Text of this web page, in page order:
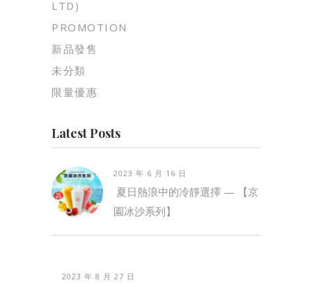
LTD)
PROMOTION
新品發售
未分類
限量優惠
Latest Posts
2023 年 6 月 16 日
夏日熱浪中的冷靜選擇 — 【京
園冰沙系列】
2023 年 8 月 27 日